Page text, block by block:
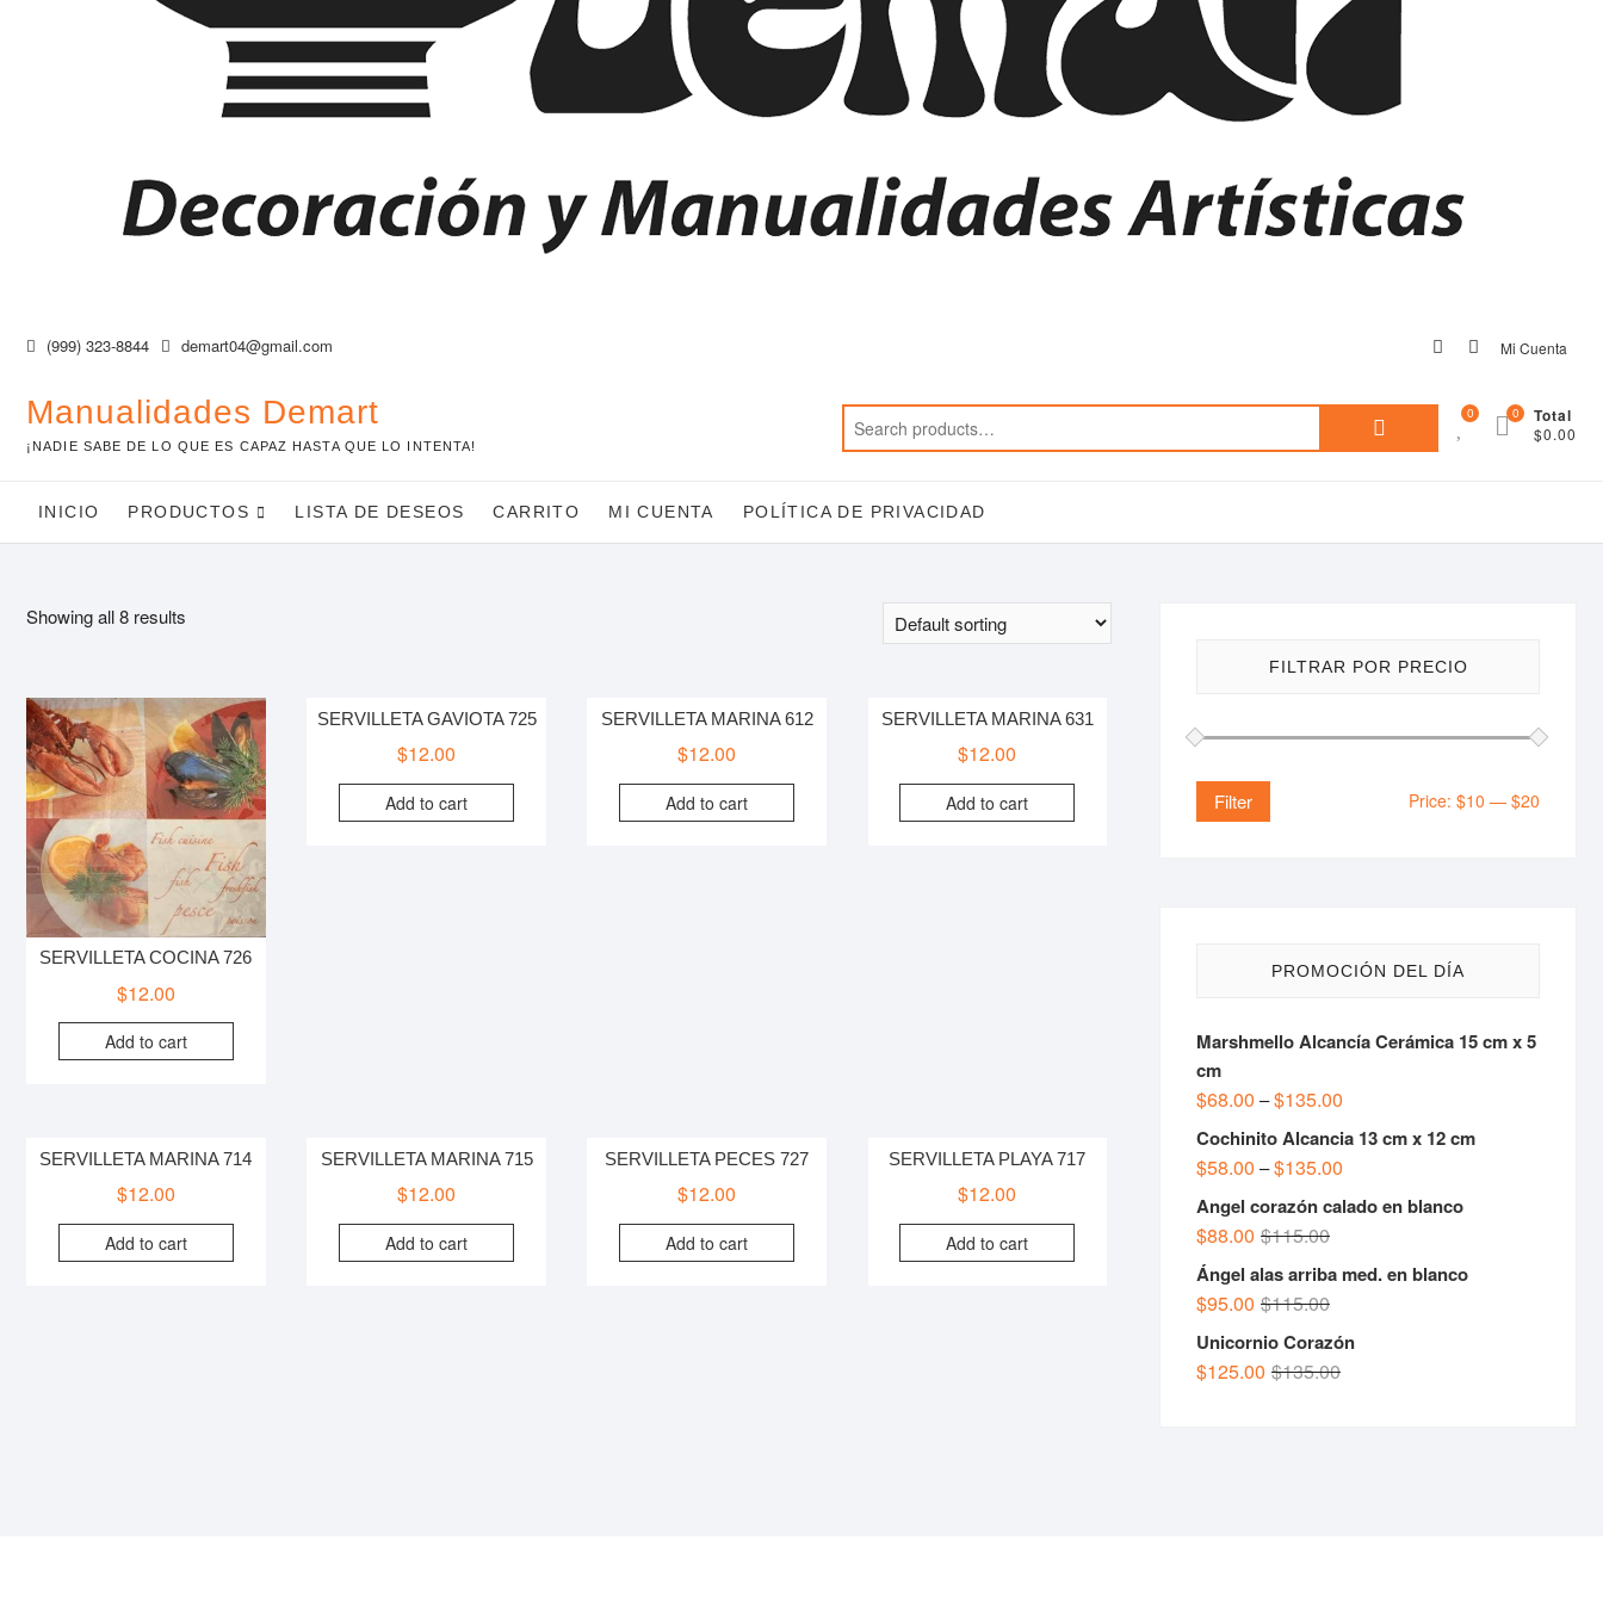
(999) 323-8844 demart04@gmail.com facebookinstagram
Mi Cuenta
Manualidades Demart
¡NADIE SABE DE LO QUE ES CAPAZ HASTA QUE LO INTENTA!
Search
0 Total
$0.00
0
INICIO PRODUCTOS LISTA DE DESEOS CARRITO MI CUENTA POLÍTICA DE PRIVACIDAD
Showing all 8 results
SERVILLETA COCINA 726
$12.00
Add to cart
SERVILLETA GAVIOTA 725
$12.00
Add to cart
SERVILLETA MARINA 612
$12.00
Add to cart
SERVILLETA MARINA 631
$12.00
Add to cart
SERVILLETA MARINA 714
$12.00
Add to cart
SERVILLETA MARINA 715
$12.00
Add to cart
SERVILLETA PECES 727
$12.00
Add to cart
SERVILLETA PLAYA 717
$12.00
Add to cart
FILTRAR POR PRECIO
Filter Price: $10 — $20
PROMOCIÓN DEL DÍA
Marshmello Alcancía Cerámica 15 cm x 5
cm
$68.00 –$135.00
Cochinito Alcancia 13 cm x 12 cm
$58.00 –$135.00
Angel corazón calado en blanco
$115.00
$88.00
Ángel alas arriba med. en blanco
$115.00
$95.00
Unicornio Corazón
$135.00
$125.00